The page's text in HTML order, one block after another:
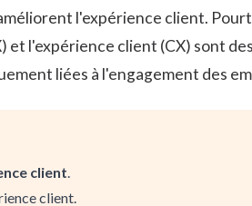
l'expérience client.
l'expérience client (CX) sont
liées à l'engagement des
client
client.